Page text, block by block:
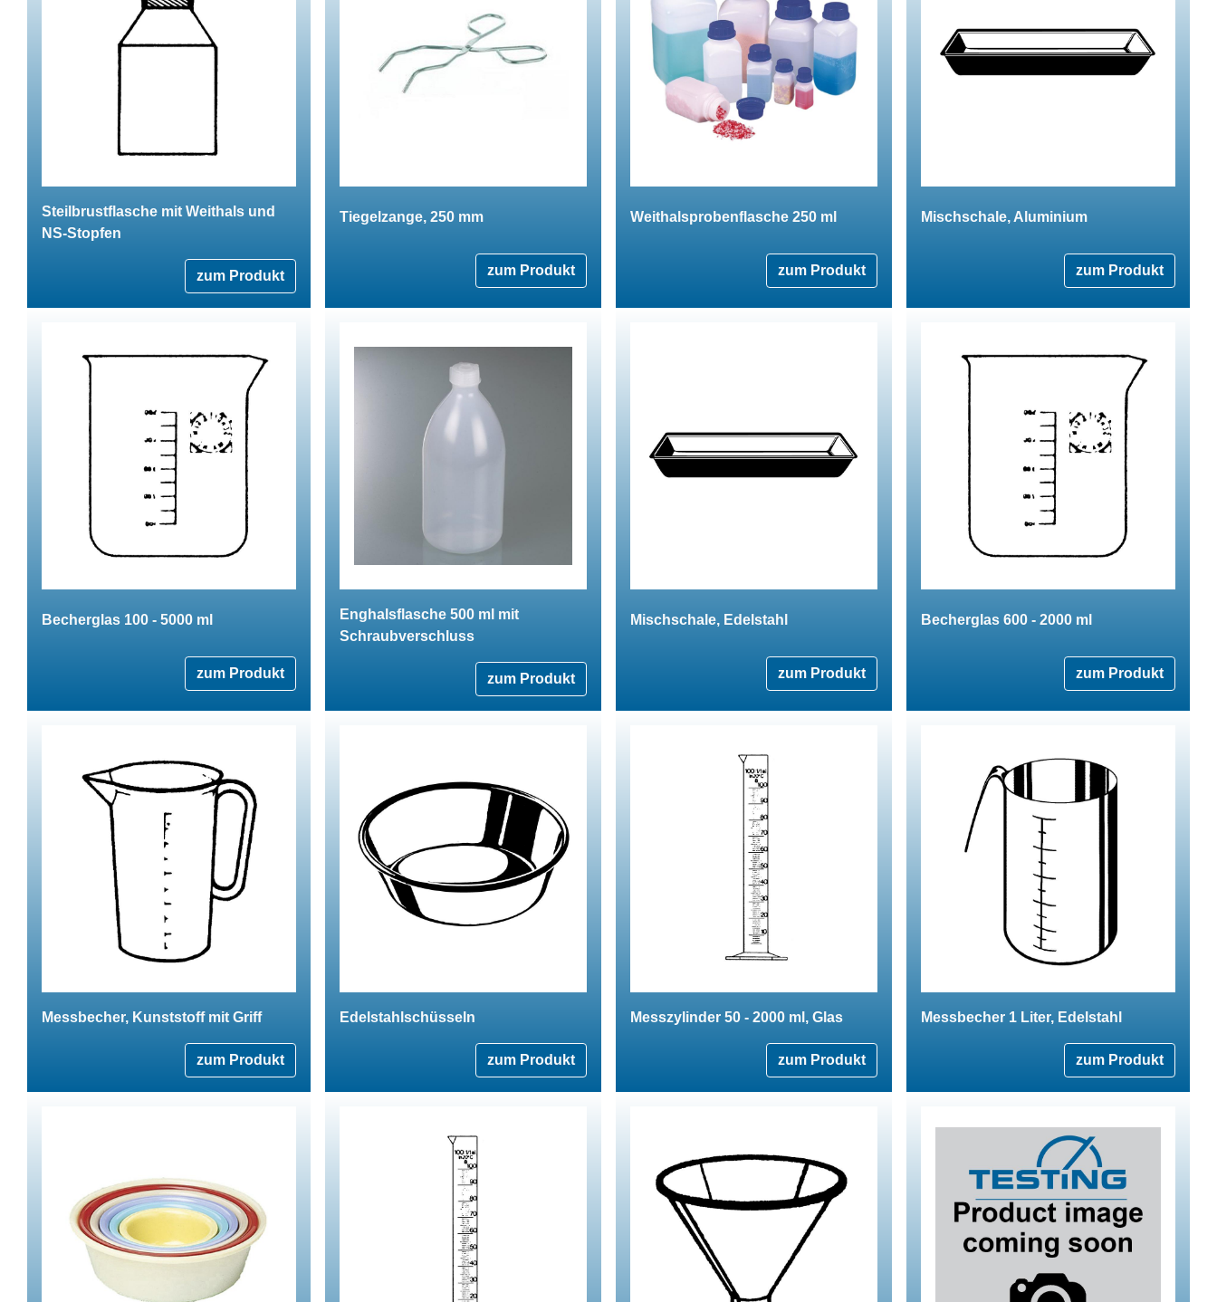
Steilbrustflasche mit Weithals und
NS-Stopfen
zum Produkt
Tiegelzange, 250 mm
zum Produkt
Weithalsprobenflasche 250 ml
zum Produkt
Mischschale, Aluminium
zum Produkt
Becherglas 100 - 5000 ml
zum Produkt
Enghalsflasche 500 ml mit
Schraubverschluss
zum Produkt
Mischschale, Edelstahl
zum Produkt
Becherglas 600 - 2000 ml
zum Produkt
Messbecher, Kunststoff mit Griff
zum Produkt
Edelstahlschüsseln
zum Produkt
Messzylinder 50 - 2000 ml, Glas
zum Produkt
Messbecher 1 Liter, Edelstahl
zum Produkt